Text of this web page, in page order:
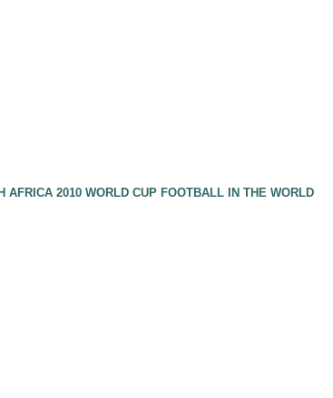
AFRICA 2010 WORLD CUP FOOTBALL IN THE WORLD